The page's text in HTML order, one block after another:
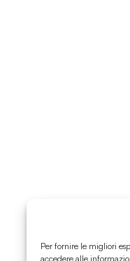
Per fornire le migliori
accedere alle